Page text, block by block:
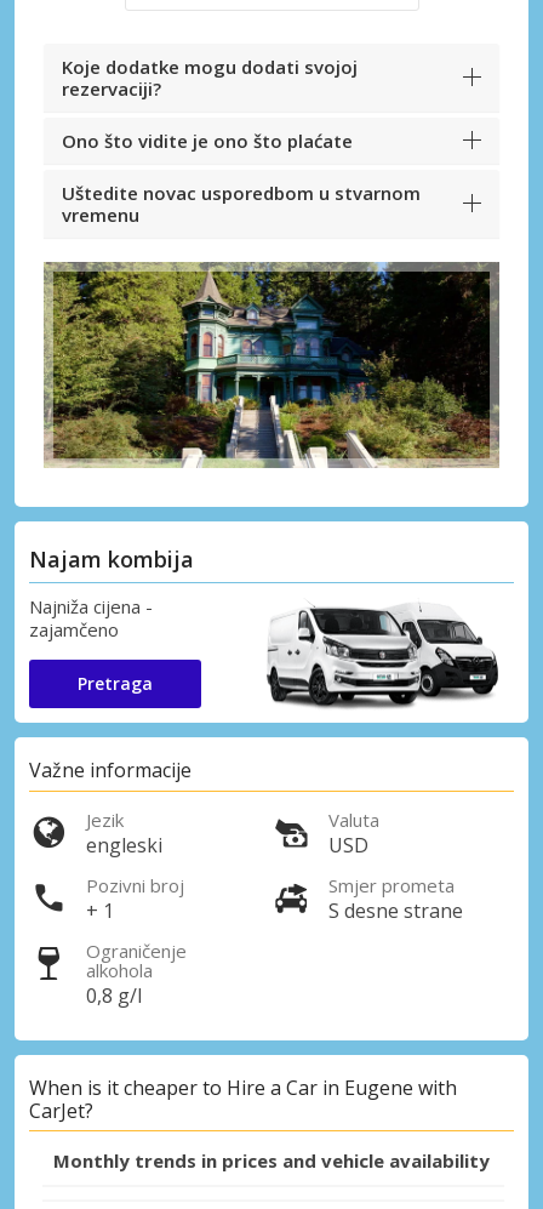
Koje dodatke mogu dodati svojoj
rezervaciji?
Ono što vidite je ono što plaćate
Uštedite novac usporedbom u stvarnom
vremenu
Najam kombija
Najniža cijena -
zajamčeno
Pretraga
Važne informacije
Jezik
engleski
Valuta
USD
Pozivni broj
+ 1
Smjer prometa
S desne strane
Ograničenje
alkohola
0,8 g/l
When is it cheaper to Hire a Car in Eugene with
CarJet?
Monthly trends in prices and vehicle availability